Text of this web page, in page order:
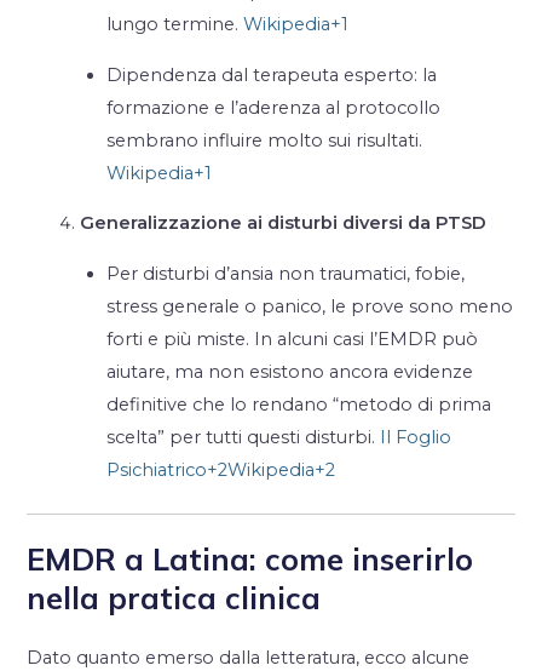
lungo termine.Wikipedia+1
Dipendenza dal terapeuta esperto: la
formazione e l’aderenza al protocollo
sembrano influire molto sui risultati.
Wikipedia+1
Generalizzazione ai disturbi diversi da PTSD
Per disturbi d’ansia non traumatici, fobie,
stress generale o panico, le prove sono meno
forti e più miste. In alcuni casi l’EMDR può
aiutare, ma non esistono ancora evidenze
definitive che lo rendano “metodo di prima
scelta” per tutti questi disturbi. Il Foglio
Psichiatrico+2Wikipedia+2
EMDR a Latina: come inserirlo
nella pratica clinica
Dato quanto emerso dalla letteratura, ecco alcune